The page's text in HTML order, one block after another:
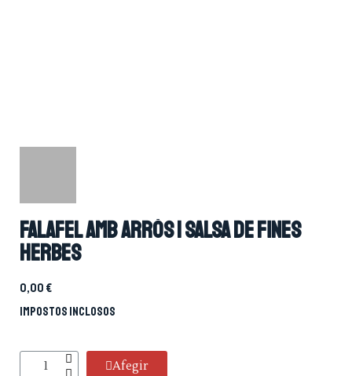
Falafel amb arròs i salsa de fines
herbes
0,00 €
Impostos inclosos
Afegir